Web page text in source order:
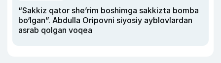
“Sakkiz qator she’rim boshimga sakkizta bomba
bo‘lgan”. Abdulla Oripovni siyosiy ayblovlardan
asrab qolgan voqea